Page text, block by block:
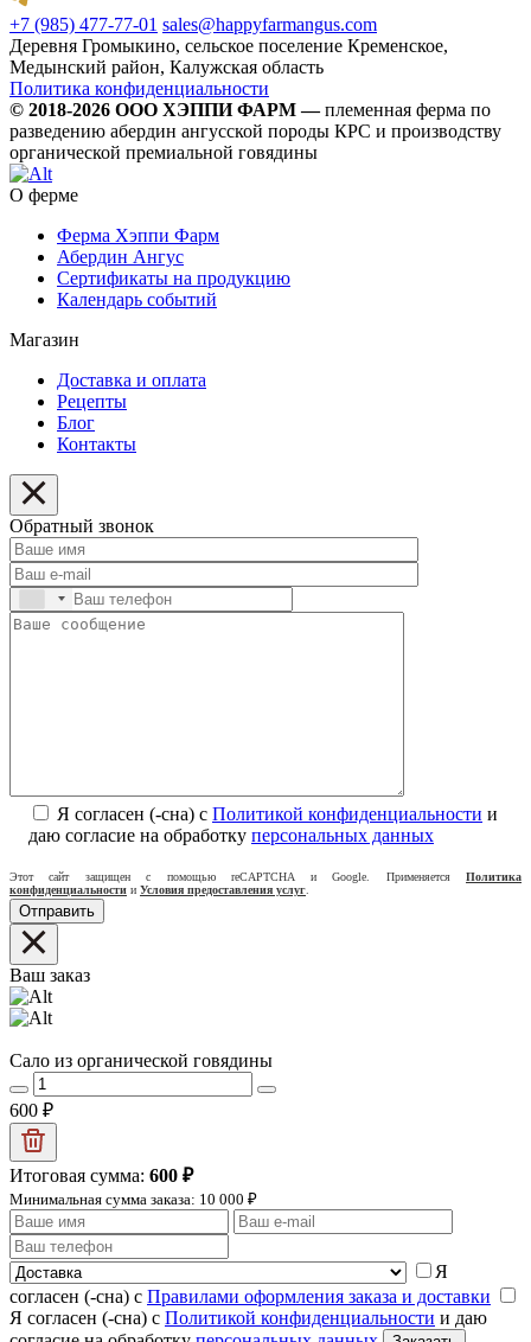
+7 (985) 477-77-01 sales@happyfarmangus.com
Деревня Громыкино, сельское поселение Кременское,
Медынский район, Калужская область
Политика конфиденциальности
© 2018-2026 ООО ХЭППИ ФАРМ —племенная ферма по
разведению абердин ангусской породы КРС и производству
органической премиальной говядины
О ферме
Ферма Хэппи Фарм
Абердин Ангус
Сертификаты на продукцию
Календарь событий
Магазин
Доставка и оплата
Рецепты
Блог
Контакты
Обратный звонок
Я согласен (-сна) с Политикой конфиденциальности и
даю согласие на обработку персональных данных
Этот сайт защищен с помощью reCAPTCHA и Google. Применяется Политика
конфиденциальности и Условия предоставления услуг
Ваш заказ
Сало из органической говядины
600 ₽
Итоговая сумма: 600 ₽
Минимальная сумма заказа: 10 000 ₽
Я
согласен (-сна) с Правилами оформления заказа и доставки
Я согласен (-сна) с Политикой конфиденциальности и даю